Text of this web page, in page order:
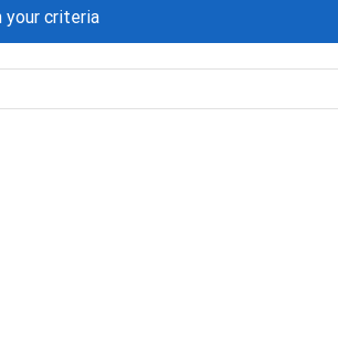
your criteria